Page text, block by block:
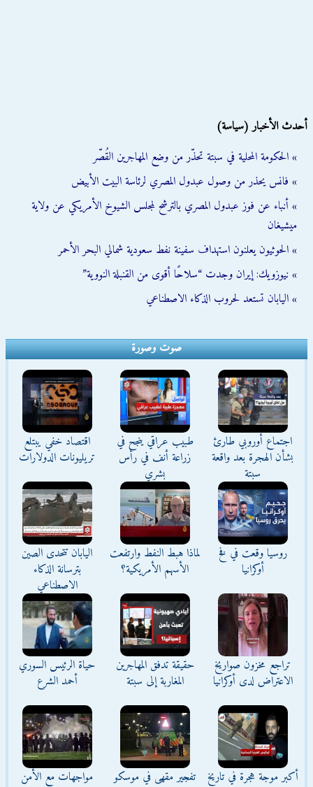
أحدث الأخبار (سياسة)
» الحكومة المحلية في سبتة تحذّر من وضع المهاجرين القُصّر
» فانس يحذر من وصول عبدول المصري لرئاسة البيت الأبيض
» أنباء عن فوز عبدول المصري بالترشح لمجلس الشيوخ الأمريكي عن ولاية
ميشيغان
» الحوثيون يعلنون استهداف سفينة نفط سعودية شمالي البحر الأحمر
» نيوزويك: إيران وجدت “سلاحًا أقوى من القنبلة النووية”
» اليابان تستعد لحروب الذكاء الاصطناعي
صوت وصورة
اجتماع أوروبي طارئ
بشأن الهجرة بعد واقعة
سبتة
طبيب عراقي ينجح في
زراعة أنف في رأس
بشري
اقتصاد خفي يبتلع
تريليونات الدولارات
روسيا وقعت في فخ
أوكرانيا
لماذا هبط النفط وارتفعت
الأسهم الأمريكية؟
اليابان تتحدى الصين
بترسانة الذكاء
الاصطناعي
تراجع مخزون صواريخ
الاعتراض لدى أوكرانيا
حقيقة تدفق المهاجرين
المغاربة إلى سبتة
حياة الرئيس السوري
أحمد الشرع
أكبر موجة هجرة في تاريخ
تفجير مقهى في موسكو
مواجهات مع الأمن